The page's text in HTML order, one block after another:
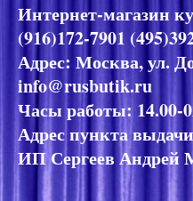
Интернет-магазин
(916)172-7901
Адрес: Москва, ул.
info@rusbutik.ru
Часы работы: 14.00-
Адрес пункта
ИП Сергеев Андрей